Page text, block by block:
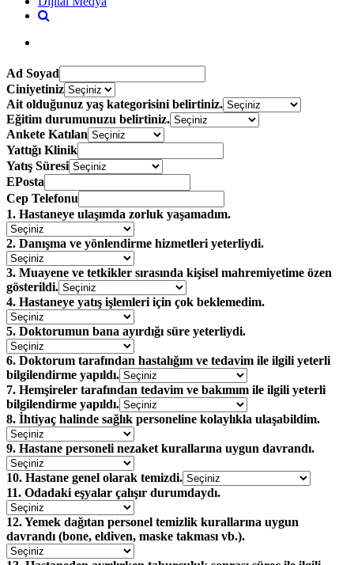
Ad Soyad
Ciniyetiniz
Ait olduğunuz yaş kategorisini belirtiniz.
Eğitim durumunuzu belirtiniz.
Ankete Katılan
Yattığı Klinik
Yatış Süresi
EPosta
Cep Telefonu
1. Hastaneye ulaşımda zorluk yaşamadım.
2. Danışma ve yönlendirme hizmetleri yeterliydi.
3. Muayene ve tetkikler sırasında kişisel mahremiyetime özen
gösterildi.
4. Hastaneye yatış işlemleri için çok beklemedim.
5. Doktorumun bana ayırdığı süre yeterliydi.
6. Doktorum tarafından hastalığım ve tedavim ile ilgili yeterli
bilgilendirme yapıldı.
7. Hemşireler tarafından tedavim ve bakımım ile ilgili yeterli
bilgilendirme yapıldı.
8. İhtiyaç halinde sağlık personeline kolaylıkla ulaşabildim.
9. Hastane personeli nezaket kurallarına uygun davrandı.
10. Hastane genel olarak temizdi.
11. Odadaki eşyalar çalışır durumdaydı.
12. Yemek dağıtan personel temizlik kurallarına uygun
davrandı (bone, eldiven, maske takması vb.).